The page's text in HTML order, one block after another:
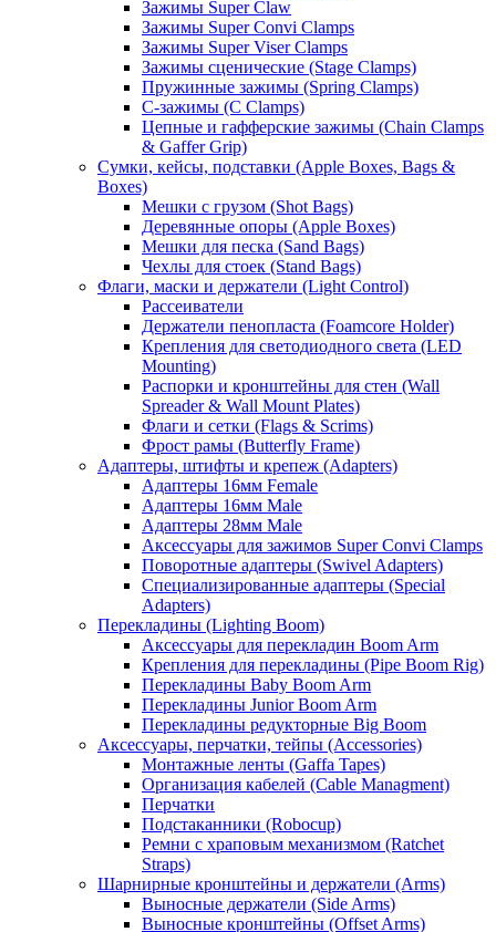
Зажимы Super Claw
Зажимы Super Convi Clamps
Зажимы Super Viser Clamps
Зажимы сценические (Stage Clamps)
Пружинные зажимы (Spring Clamps)
С-зажимы (C Clamps)
Цепные и гафферские зажимы (Chain Clamps
& Gaffer Grip)
Сумки, кейсы, подставки (Apple Boxes, Bags &
Boxes)
Мешки с грузом (Shot Bags)
Деревянные опоры (Apple Boxes)
Мешки для песка (Sand Bags)
Чехлы для стоек (Stand Bags)
Флаги, маски и держатели (Light Control)
Рассеиватели
Держатели пенопласта (Foamcore Holder)
Крепления для светодиодного света (LED
Mounting)
Распорки и кронштейны для стен (Wall
Spreader & Wall Mount Plates)
Флаги и сетки (Flags & Scrims)
Фрост рамы (Butterfly Frame)
Адаптеры, штифты и крепеж (Adapters)
Адаптеры 16мм Female
Адаптеры 16мм Male
Адаптеры 28мм Male
Аксессуары для зажимов Super Convi Clamps
Поворотные адаптеры (Swivel Adapters)
Специализированные адаптеры (Special
Adapters)
Перекладины (Lighting Boom)
Аксессуары для перекладин Boom Arm
Крепления для перекладины (Pipe Boom Rig)
Перекладины Baby Boom Arm
Перекладины Junior Boom Arm
Перекладины редукторные Big Boom
Аксессуары, перчатки, тейпы (Accessories)
Монтажные ленты (Gaffa Tapes)
Организация кабелей (Cable Managment)
Перчатки
Подстаканники (Robocup)
Ремни с храповым механизмом (Ratchet
Straps)
Шарнирные кронштейны и держатели (Arms)
Выносные держатели (Side Arms)
Выносные кронштейны (Offset Arms)